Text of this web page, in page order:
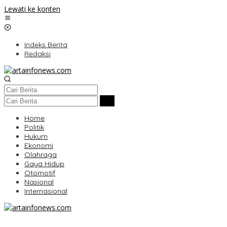
Lewati ke konten
Indeks Berita
Redaksi
Home
Politik
Hukum
Ekonomi
Olahraga
Gaya Hidup
Otomotif
Nasional
Internasional